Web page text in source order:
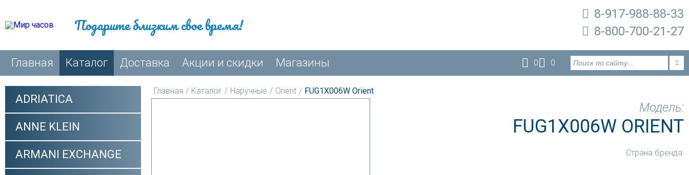
Подарите близким свое время!
8-917-988-88-33
8-800-700-21-27
Главная Каталог Доставка Акции и скидки Магазины 0 0
ADRIATICA
ANNE KLEIN
ARMANI EXCHANGE
Главная / Каталог / Наручные / Orient / FUG1X006W Orient
Модель:
FUG1X006W ORIENT
Страна бренда: